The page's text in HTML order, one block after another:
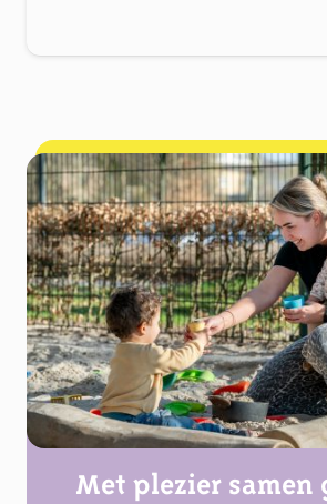
Met plezier samen